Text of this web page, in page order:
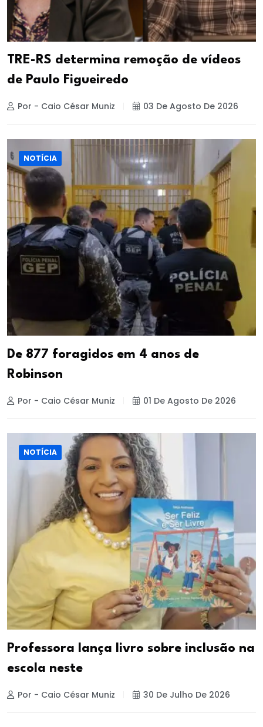
TRE-RS determina remoção de vídeos
de Paulo Figueiredo
Por - Caio César Muniz 03 De Agosto De 2026
NOTÍCIA
De 877 foragidos em 4 anos de
Robinson
Por - Caio César Muniz 01 De Agosto De 2026
NOTÍCIA
Professora lança livro sobre inclusão na
escola neste
Por - Caio César Muniz 30 De Julho De 2026